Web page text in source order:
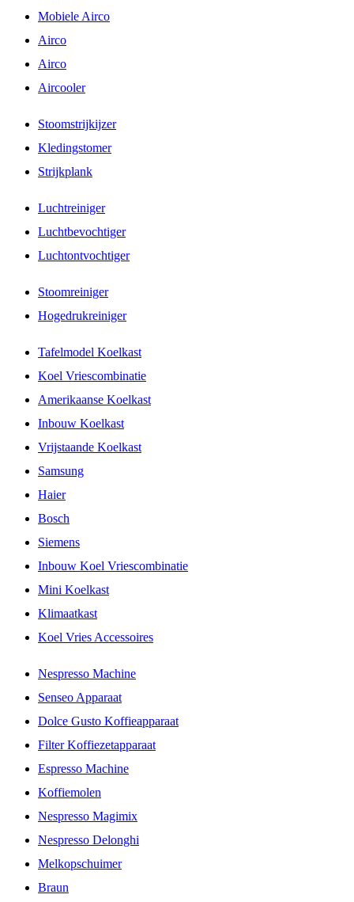
Mobiele Airco
Airco
Airco
Aircooler
Stoomstrijkijzer
Kledingstomer
Strijkplank
Luchtreiniger
Luchtbevochtiger
Luchtontvochtiger
Stoomreiniger
Hogedrukreiniger
Tafelmodel Koelkast
Koel Vriescombinatie
Amerikaanse Koelkast
Inbouw Koelkast
Vrijstaande Koelkast
Samsung
Haier
Bosch
Siemens
Inbouw Koel Vriescombinatie
Mini Koelkast
Klimaatkast
Koel Vries Accessoires
Nespresso Machine
Senseo Apparaat
Dolce Gusto Koffieapparaat
Filter Koffiezetapparaat
Espresso Machine
Koffiemolen
Nespresso Magimix
Nespresso Delonghi
Melkopschuimer
Braun